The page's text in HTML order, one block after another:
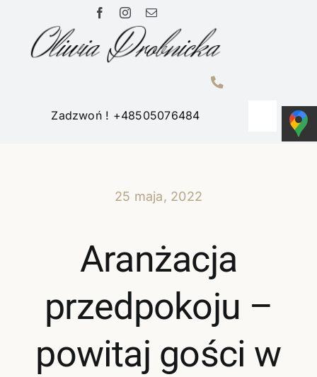
zawartości
Zadzwoń ! +48505076484
Toggle
Cennik
25 maja, 2022
Aranżacja
przedpokoju –
powitaj gości w